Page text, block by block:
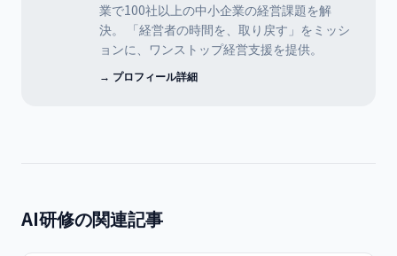
業で100社以上の中小企業の経営課題を解
決。 「経営者の時間を、取り戻す」をミッシ
ョンに、ワンストップ経営支援を提供。
→ プロフィール詳細
AI研修の関連記事